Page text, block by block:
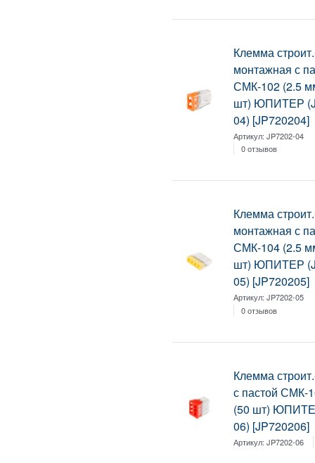
Клемма
монтажная с
СМК-102 (2.5
шт) ЮПИТЕР
04) [JP720204]
Артикул:JP7202-04
0 отзывов
Клемма
монтажная с
СМК-104 (2.5
шт) ЮПИТЕР
05) [JP720205]
Артикул:JP7202-05
0 отзывов
Клемма
с пастой СМК-
(50 шт)
06) [JP720206]
Артикул:JP7202-06